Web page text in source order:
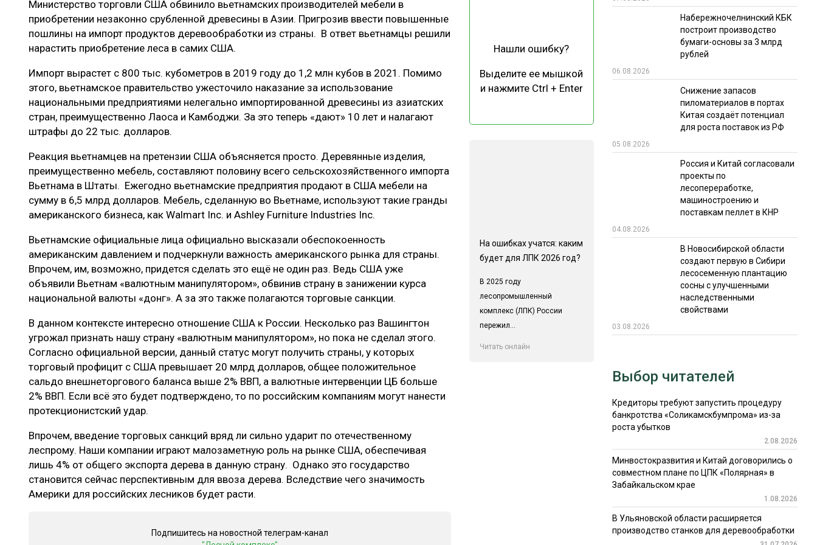
ЛЕСОВОССТАНОВЛЕНИЕ И ЗАЩИТА
ПРОИЗВОДСТВО ДРЕВЕСНЫХ ПЛИТ
ЦБП
СУШКА ДРЕВЕСИНЫ
МЕБЕЛЬНОЕ ПРОИЗВОДСТВО
ОТРАСЛЕВАЯ ДИСКУССИЯ
ЭКСПЕРТНОЕ МНЕНИЕ
ИТОГИ МЕРОПРИЯТИЙ
Министерство торговли США обвинило вьетнамских производителей мебели в
приобретении незаконно срубленной древесины в Азии. Пригрозив ввести повышенные
пошлины на импорт продуктов деревообработки из страны. В ответ вьетнамцы решили
нарастить приобретение леса в самих США.
Импорт вырастет с 800 тыс. кубометров в 2019 году до 1,2 млн кубов в 2021. Помимо
этого, вьетнамское правительство ужесточило наказание за использование
национальными предприятиями нелегально импортированной древесины из азиатских
стран, преимущественно Лаоса и Камбоджи. За это теперь «дают» 10 лет и налагают
штрафы до 22 тыс. долларов.
Реакция вьетнамцев на претензии США объясняется просто. Деревянные изделия,
преимущественно мебель, составляют половину всего сельскохозяйственного импорта
Вьетнама в Штаты. Ежегодно вьетнамские предприятия продают в США мебели на
сумму в 6,5 млрд долларов. Мебель, сделанную во Вьетнаме, используют такие гранды
американского бизнеса, как Walmart Inc. и Ashley Furniture Industries Inc.
Вьетнамские официальные лица официально высказали обеспокоенность
американским давлением и подчеркнули важность американского рынка для страны.
Впрочем, им, возможно, придется сделать это ещё не один раз. Ведь США уже
объявили Вьетнам «валютным манипулятором», обвинив страну в занижении курса
национальной валюты «донг». А за это также полагаются торговые санкции.
В данном контексте интересно отношение США к России. Несколько раз Вашингтон
угрожал признать нашу страну «валютным манипулятором», но пока не сделал этого.
Согласно официальной версии, данный статус могут получить страны, у которых
торговый профицит с США превышает 20 млрд долларов, общее положительное
сальдо внешнеторгового баланса выше 2% ВВП, а валютные интервенции ЦБ больше
2% ВВП. Если всё это будет подтверждено, то по российским компаниям могут нанести
протекционистский удар.
Впрочем, введение торговых санкций вряд ли сильно ударит по отечественному
леспрому. Наши компании играют малозаметную роль на рынке США, обеспечивая
лишь 4% от общего экспорта дерева в данную страну. Однако это государство
становится сейчас перспективным для ввоза дерева. Вследствие чего значимость
Америки для российских лесников будет расти.
Подпишитесь на новостной телеграм-канал
Нашли ошибку?
Выделите ее мышкой
и нажмите Ctrl + Enter
На ошибках учатся: каким
будет для ЛПК 2026 год?
В 2025 году
лесопромышленный
комплекс (ЛПК) России
пережил...
Читать онлайн
Набережночелнинский КБК
построит производство
бумаги-основы за 3 млрд
рублей
06.08.2026
Снижение запасов
пиломатериалов в портах
Китая создаёт потенциал
для роста поставок из РФ
05.08.2026
Россия и Китай согласовали
проекты по
лесопереработке,
машиностроению и
поставкам пеллет в КНР
04.08.2026
В Новосибирской области
создают первую в Сибири
лесосеменную плантацию
сосны с улучшенными
наследственными
свойствами
03.08.2026
Выбор читателей
Кредиторы требуют запустить процедуру
банкротства «Соликамскбумпрома» из-за
роста убытков
2.08.2026
Минвостокразвития и Китай договорились о
совместном плане по ЦПК «Полярная» в
Забайкальском крае
1.08.2026
В Ульяновской области расширяется
производство станков для деревообработки